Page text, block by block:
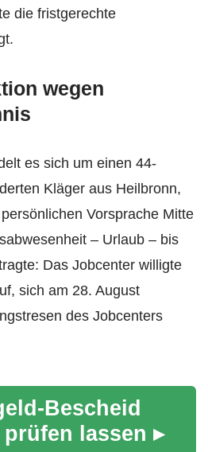
die fristgerechte
wegen
es sich um einen 44-
Kläger aus Heilbronn,
Vorsprache Mitte
– Urlaub – bis
Das Jobcenter willigte
sich am 28. August
des Jobcenters
Bescheid
lassen ▸